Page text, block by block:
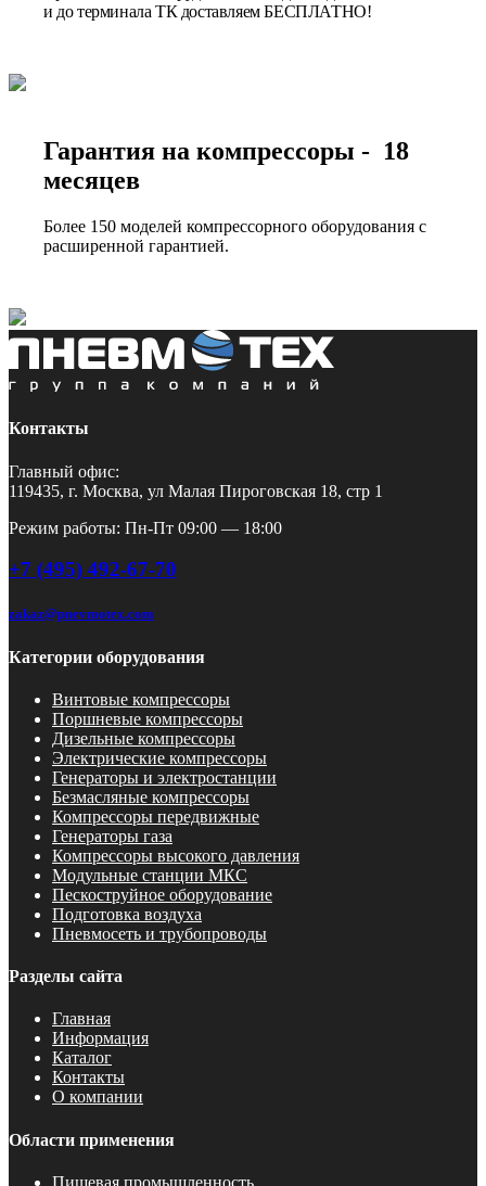
и до терминала ТК доставляем БЕСПЛАТНО!
Гарантия на компрессоры - 18
месяцев
Более 150 моделей компрессорного оборудования с
расширенной гарантией.
Контакты
Главный офис:
119435, г. Москва, ул Малая Пироговская 18, стр 1
Режим работы: Пн-Пт 09:00 — 18:00
+7 (495) 492-67-70
zakaz@pnevmotex.com
Категории оборудования
Винтовые компрессоры
Поршневые компрессоры
Дизельные компрессоры
Электрические компрессоры
Генераторы и электростанции
Безмасляные компрессоры
Компрессоры передвижные
Генераторы газа
Компрессоры высокого давления
Модульные станции МКС
Пескоструйное оборудование
Подготовка воздуха
Пневмосеть и трубопроводы
Разделы сайта
Главная
Информация
Каталог
Контакты
О компании
Области применения
Пищевая промышленность